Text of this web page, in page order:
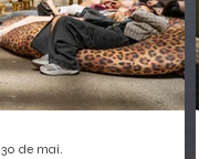
30 de mai.